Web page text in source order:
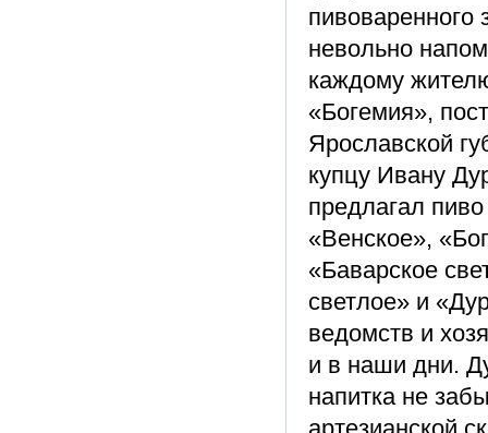
пивоваренного
невольно
каждому
«Богемия»,
Ярославской
купцу Ивану
предлагал
«Венское»,
«Баварское
светлое» и
ведомств и
и в наши дни.
напитка не